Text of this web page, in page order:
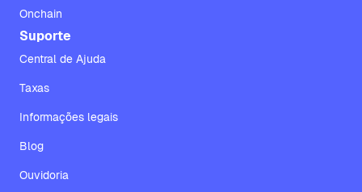
Onchain
Suporte
Central de Ajuda
Taxas
Informações legais
Blog
Ouvidoria